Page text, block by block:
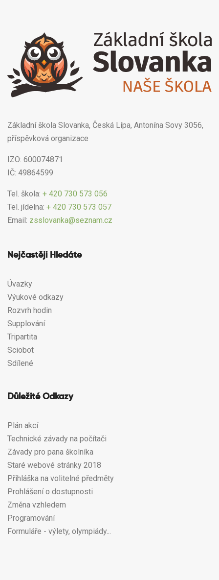
Základní škola Slovanka, Česká Lípa, Antonína Sovy 3056,
příspěvková organizace
IZO: 600074871
IČ: 49864599
Tel. škola: + 420 730 573 056
Tel. jídelna: + 420 730 573 057
Email: zsslovanka@seznam.cz
Nejčastěji Hledáte
Úvazky
Výukové odkazy
Rozvrh hodin
Supplování
Tripartita
Sciobot
Sdílené
Důležité Odkazy
Plán akcí
Technické závady na počítači
Závady pro pana školníka
Staré webové stránky 2018
Přihláška na volitelné předměty
Prohlášení o dostupnosti
Změna vzhledem
Programování
Formuláře - výlety, olympiády...